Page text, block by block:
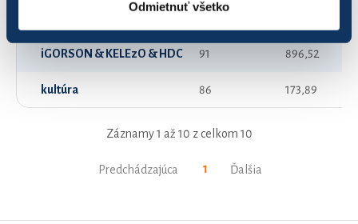
Odmietnuť všetko
iGORSON & KELEzO & HDC 91 896,52
kultúra 86 173,89
Záznamy 1 až 10 z celkom 10
Predchádzajúca 1 Ďalšia